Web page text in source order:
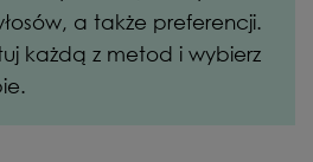
a także preferencji.
każdą z metod i wybierz